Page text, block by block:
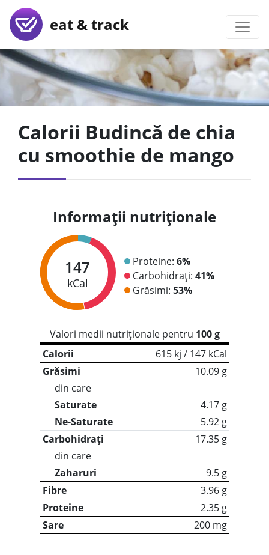
eat & track
Calorii Budincă de chia
cu smoothie de mango
Informații nutriționale
147
kCal
Proteine: 6%
Carbohidrați: 41%
Grăsimi: 53%
Valori medii nutriționale pentru 100 g
Calorii
615 kj / 147 kCal
Grăsimi
10.09 g
din care
Saturate
4.17 g
Ne-Saturate
5.92 g
Carbohidrați
17.35 g
din care
Zaharuri
9.5 g
Fibre
3.96 g
Proteine
2.35 g
Sare
200 mg